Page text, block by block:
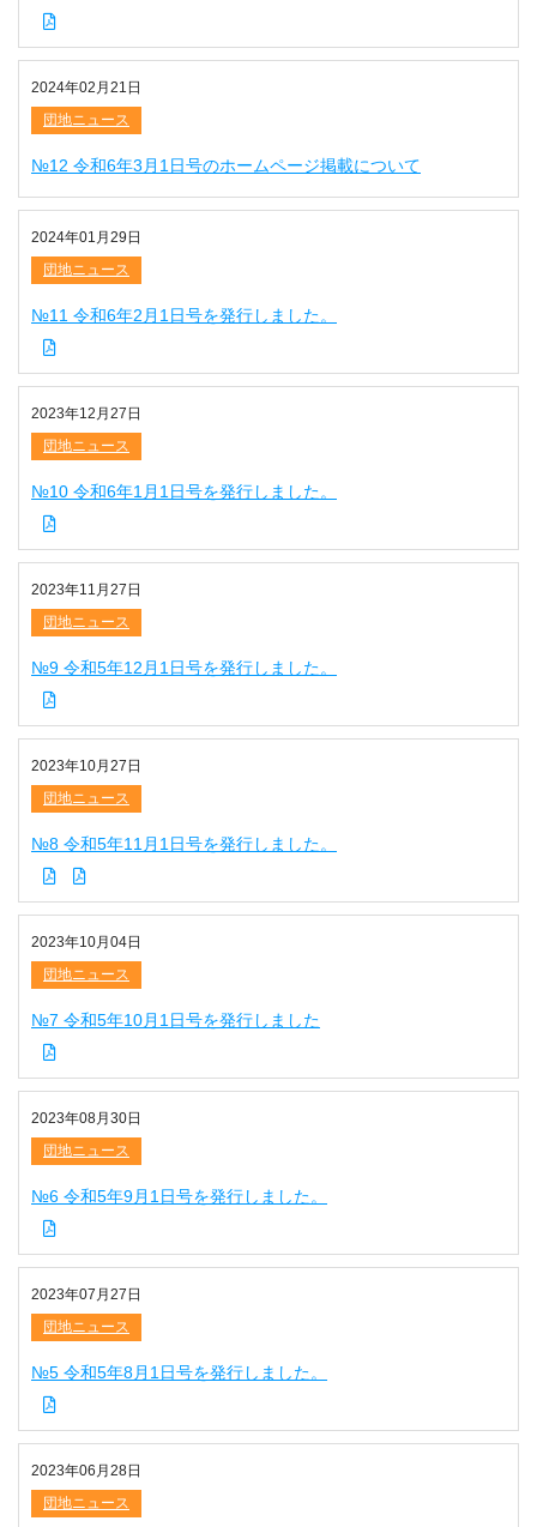
2024年02月21日
団地ニュース
№12 令和6年3月1日号のホームページ掲載について
2024年01月29日
団地ニュース
№11 令和6年2月1日号を発行しました。
2023年12月27日
団地ニュース
№10 令和6年1月1日号を発行しました。
2023年11月27日
団地ニュース
№9 令和5年12月1日号を発行しました。
2023年10月27日
団地ニュース
№8 令和5年11月1日号を発行しました。
2023年10月04日
団地ニュース
№7 令和5年10月1日号を発行しました
2023年08月30日
団地ニュース
№6 令和5年9月1日号を発行しました。
2023年07月27日
団地ニュース
№5 令和5年8月1日号を発行しました。
2023年06月28日
団地ニュース